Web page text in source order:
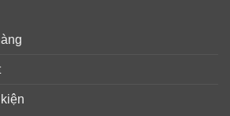
phần khác như: natri, sucrose,
riboflavin, folic acid, biotin…